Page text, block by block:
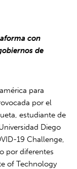
con
de
para
por el
estudiante de
Diego
19 Challenge,
por diferentes
of Technology